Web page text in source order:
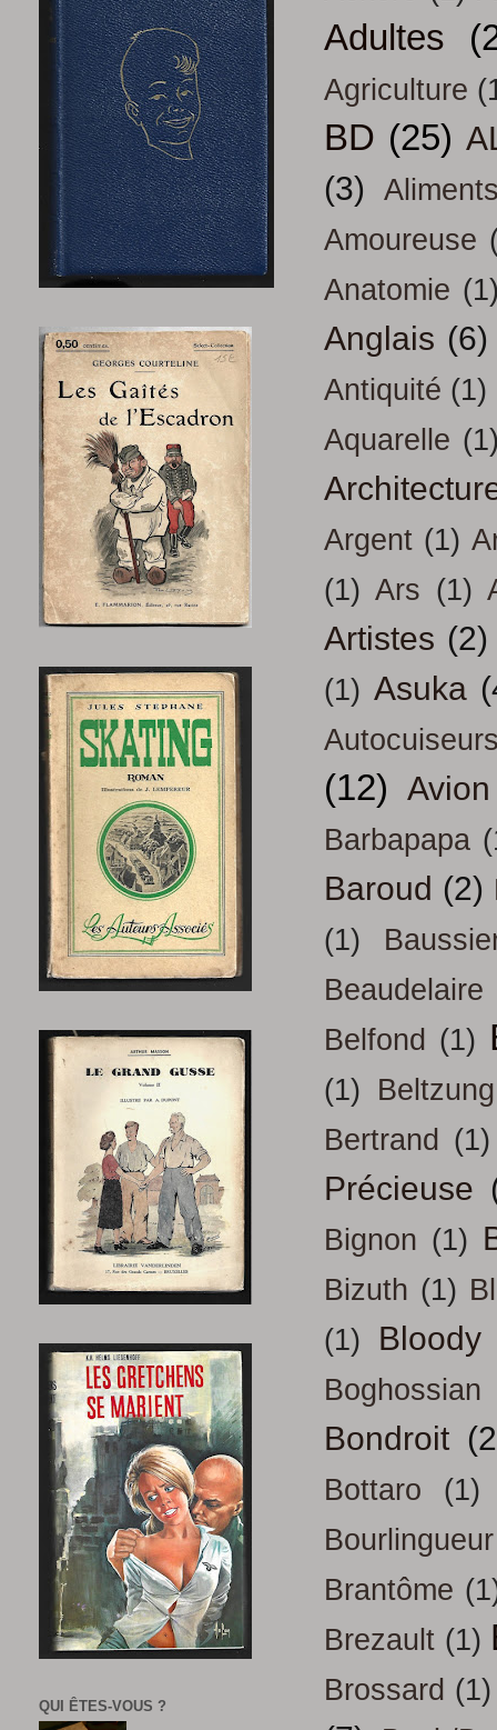
Adultes
Agriculture
BD (25)
(3)
Amoureuse
Anatomie
Anglais (6)
Antiquité (1)
Aquarelle
Argent (1)
(1) Ars (1)
Artistes (2)
(1) Asuka
(12) Avion
Barbapapa
Baroud (2)
(1)
Beaudelaire
Belfond (1)
(1) Beltzung
Bertrand (1)
Précieuse
Bignon (1)
Bizuth (1)
(1)
Bloody
Boghossian
Bondroit
Bottaro
(1)
Bourlingueur
Brantôme
Brezault (1)
Brossard (1)
QUI ÊTES-VOUS ?